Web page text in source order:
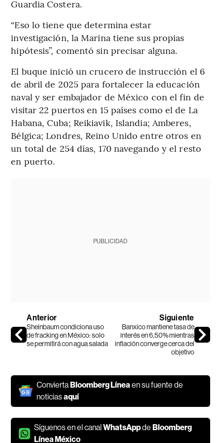
Guardia Costera.
“Eso lo tiene que determina estar
investigación, la Marina tiene sus propias
hipótesis”, comentó sin precisar alguna.
El buque inició un crucero de instrucción el 6
de abril de 2025 para fortalecer la educación
naval y ser embajador de México con el fin de
visitar 22 puertos en 15 países como el de La
Habana, Cuba; Reikiavik, Islandia; Amberes,
Bélgica; Londres, Reino Unido entre otros en
un total de 254 días, 170 navegando y el resto
en puerto.
PUBLICIDAD
Anterior
Sheinbaum condiciona uso
de fracking en México: solo
se permitirá con agua salada
Siguiente
Banxico mantiene tasa de
interés en 6,50% mientras
inflación converge cerca del
objetivo
ConviertaBloomberg Línea en su fuente de
noticiasaquí
Síguenos en el canalWhatsAppdeBloomberg
Línea México